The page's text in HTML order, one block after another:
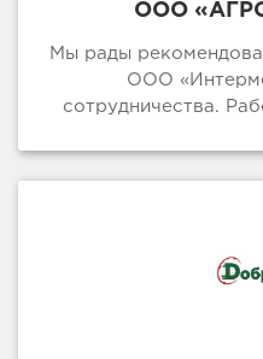
ООО
Мы рады
ООО
сотрудничества.